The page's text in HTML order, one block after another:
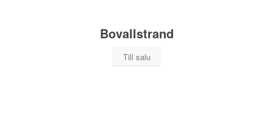
Bovallstrand
Till salu